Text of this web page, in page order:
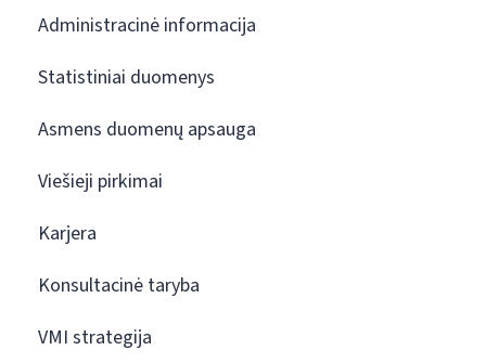
Administracinė informacija
Statistiniai duomenys
Asmens duomenų apsauga
Viešieji pirkimai
Karjera
Konsultacinė taryba
VMI strategija